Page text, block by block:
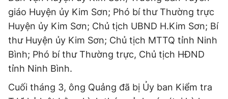
giáo Huyện ủy Kim Sơn; Phó bí thư Thường trực
Huyện ủy Kim Sơn; Chủ tịch UBND H.Kim Sơn; Bí
thư Huyện ủy Kim Sơn; Chủ tịch MTTQ tỉnh Ninh
Bình; Phó bí thư Thường trực, Chủ tịch HĐND
tỉnh Ninh Bình.
Cuối tháng 3, ông Quảng đã bị Ủy ban Kiểm tra